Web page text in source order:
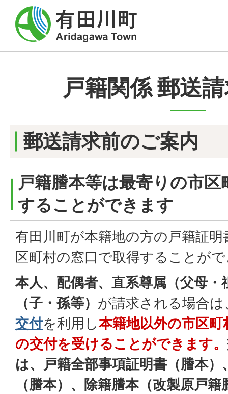
戸籍関係 郵送
郵送請求前のご案内
戸籍謄本等は最寄りの市
することができます
有田川町が本籍地の方の戸籍証
区町村の窓口で取得することが
本人、配偶者、直系尊属（父母・
（子・孫等） が請求される場合は
交付を利用し本籍地以外の市区
の交付を受けることができます。
は、戸籍全部事項証明書（謄本
（謄本）、除籍謄本（改製原戸